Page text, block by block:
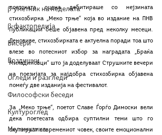
β-уметник на неделата
β-фактопедија
Бисери
Воздишки
Огледи и разгледи
Философски беседи
Културоглед
Мелемузика
поетската сцена дебитираше со нејзината
стихозбирка „Меко трње“ која во издание на ПНВ
Публикации беше објавена пред неколку месеци.
Деновиве, стихозбирката е актуелна поради тоа што
влезе во потесниот избор за наградата „Браќа
Миладиновци“ што ја доделуваат Струшките вечери
на поезијата за најдобра стихозбирка објавена
помеѓу две изданија на фестивалот.
За „Меко трње“, поетот Славе Ѓорѓо Димоски вели
дека поетесата одбира суптилни теми што го
окупираат современиот човек, своите емоционални